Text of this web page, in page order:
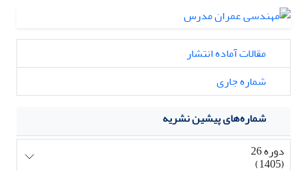
مقالات آماده انتشار
شماره جاری
شماره‌های پیشین نشریه
دوره 26
(1405)